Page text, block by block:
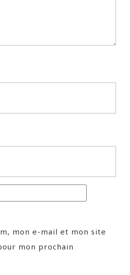
mon e-mail et mon site
mon prochain